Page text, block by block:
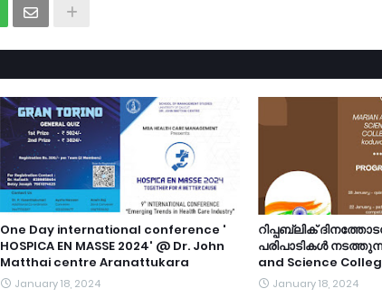
One Day international conference '
HOSPICA EN MASSE 2024' @ Dr. John
Matthai centre Aranattukara
January 18, 2024
റിപ്പബ്ലിക്
പരിപാടികൾ
and Science
January 18, 2024